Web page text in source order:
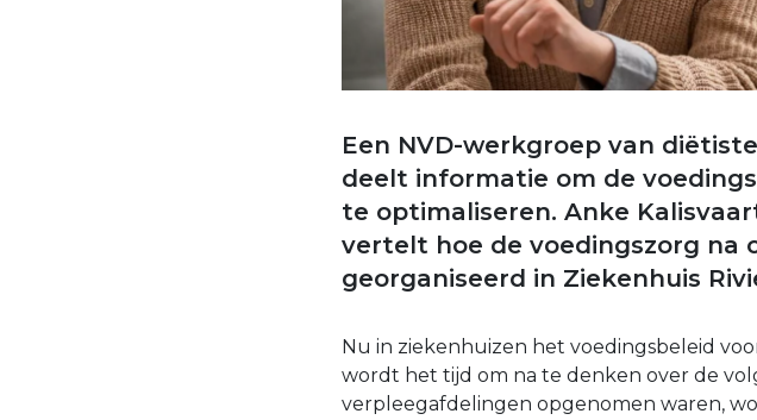
Een NVD-werkgroep van
deelt informatie om de
te optimaliseren. Anke
vertelt hoe de voedingszorg na
georganiseerd in Ziekenhuis
Nu in ziekenhuizen het voedingsbeleid
wordt het tijd om na te denken over de
verpleegafdelingen opgenomen waren,